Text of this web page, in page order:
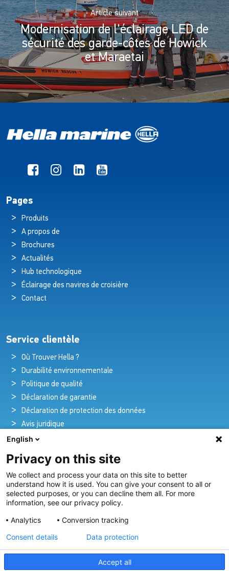
Article suivant
Modernisation de l'éclairage LED de
sécurité des garde-côtes de Howick
et Maraetai
Pages
Produits
A propos de
Brochures
Actualités
Hub technologique
Éclairage des navires de croisière
Contact
Service clientèle
Où Trouver Hella ?
Durabilité environnementale
Politique de qualité
Déclaration de garantie
Déclaration de protection des données
Avis juridique
Pionniers de la brillance et de l'innovation
nautique
Depuis plus de 100 ans, nous créons et fournissons avec
passion des solutions d'éclairage innovantes pour tous les
secteurs de l'industrie maritime.
English
Privacy on this site
We collect and process your data on this site to better
understand how it is used. You can give your consent to all or
selected purposes, or you can decline them all. For more
information, see our privacy policy.
Analytics
Conversion tracking
Accept all
Consent details Data protection